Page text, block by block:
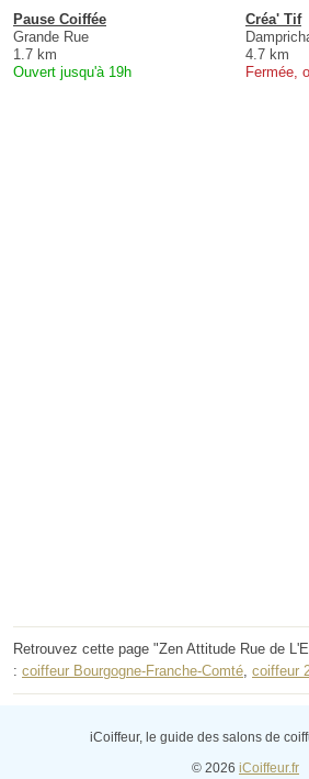
Pause Coiffée
Grande Rue
1.7 km
Ouvert jusqu'à 19h
Créa' Tif
4.7 km
Fermée,
Retrouvez cette page "Zen Attitude Rue de
: coiffeur Bourgogne-Franche-Comté coiffeur
iCoiffeur, le guide des salons de
© 2026 iCoiffeur.fr